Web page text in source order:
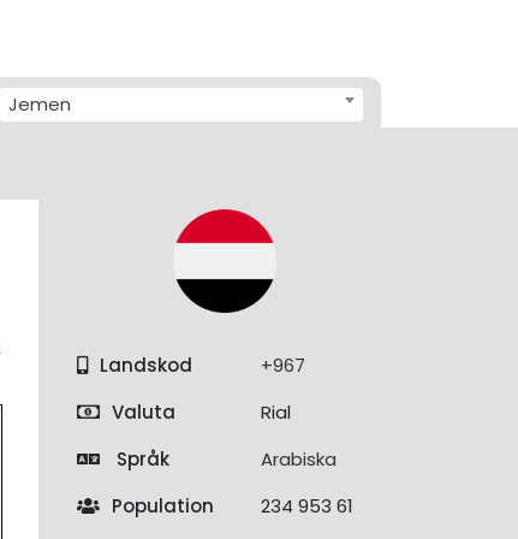
Jemen
Landskod
+967
Valuta
Rial
Språk
Arabiska
Population
234 953 61